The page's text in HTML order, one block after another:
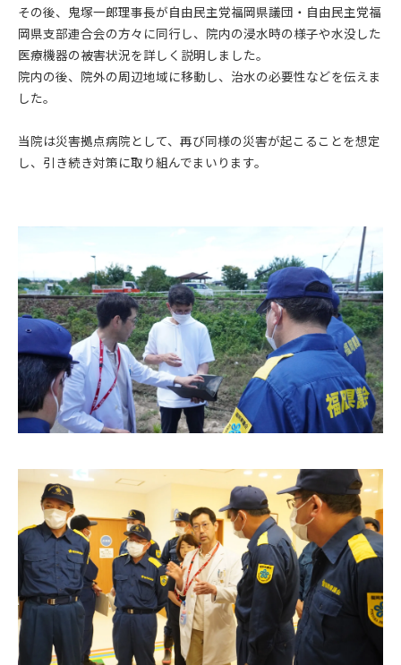
その後、鬼塚一郎理事長が自由民主党福岡県議団・自由民主党福
岡県支部連合会の方々に同行し、院内の浸水時の様子や水没した
医療機器の被害状況を詳しく説明しました。
院内の後、院外の周辺地域に移動し、治水の必要性などを伝えま
した。
当院は災害拠点病院として、再び同様の災害が起こることを想定
し、引き続き対策に取り組んでまいります。